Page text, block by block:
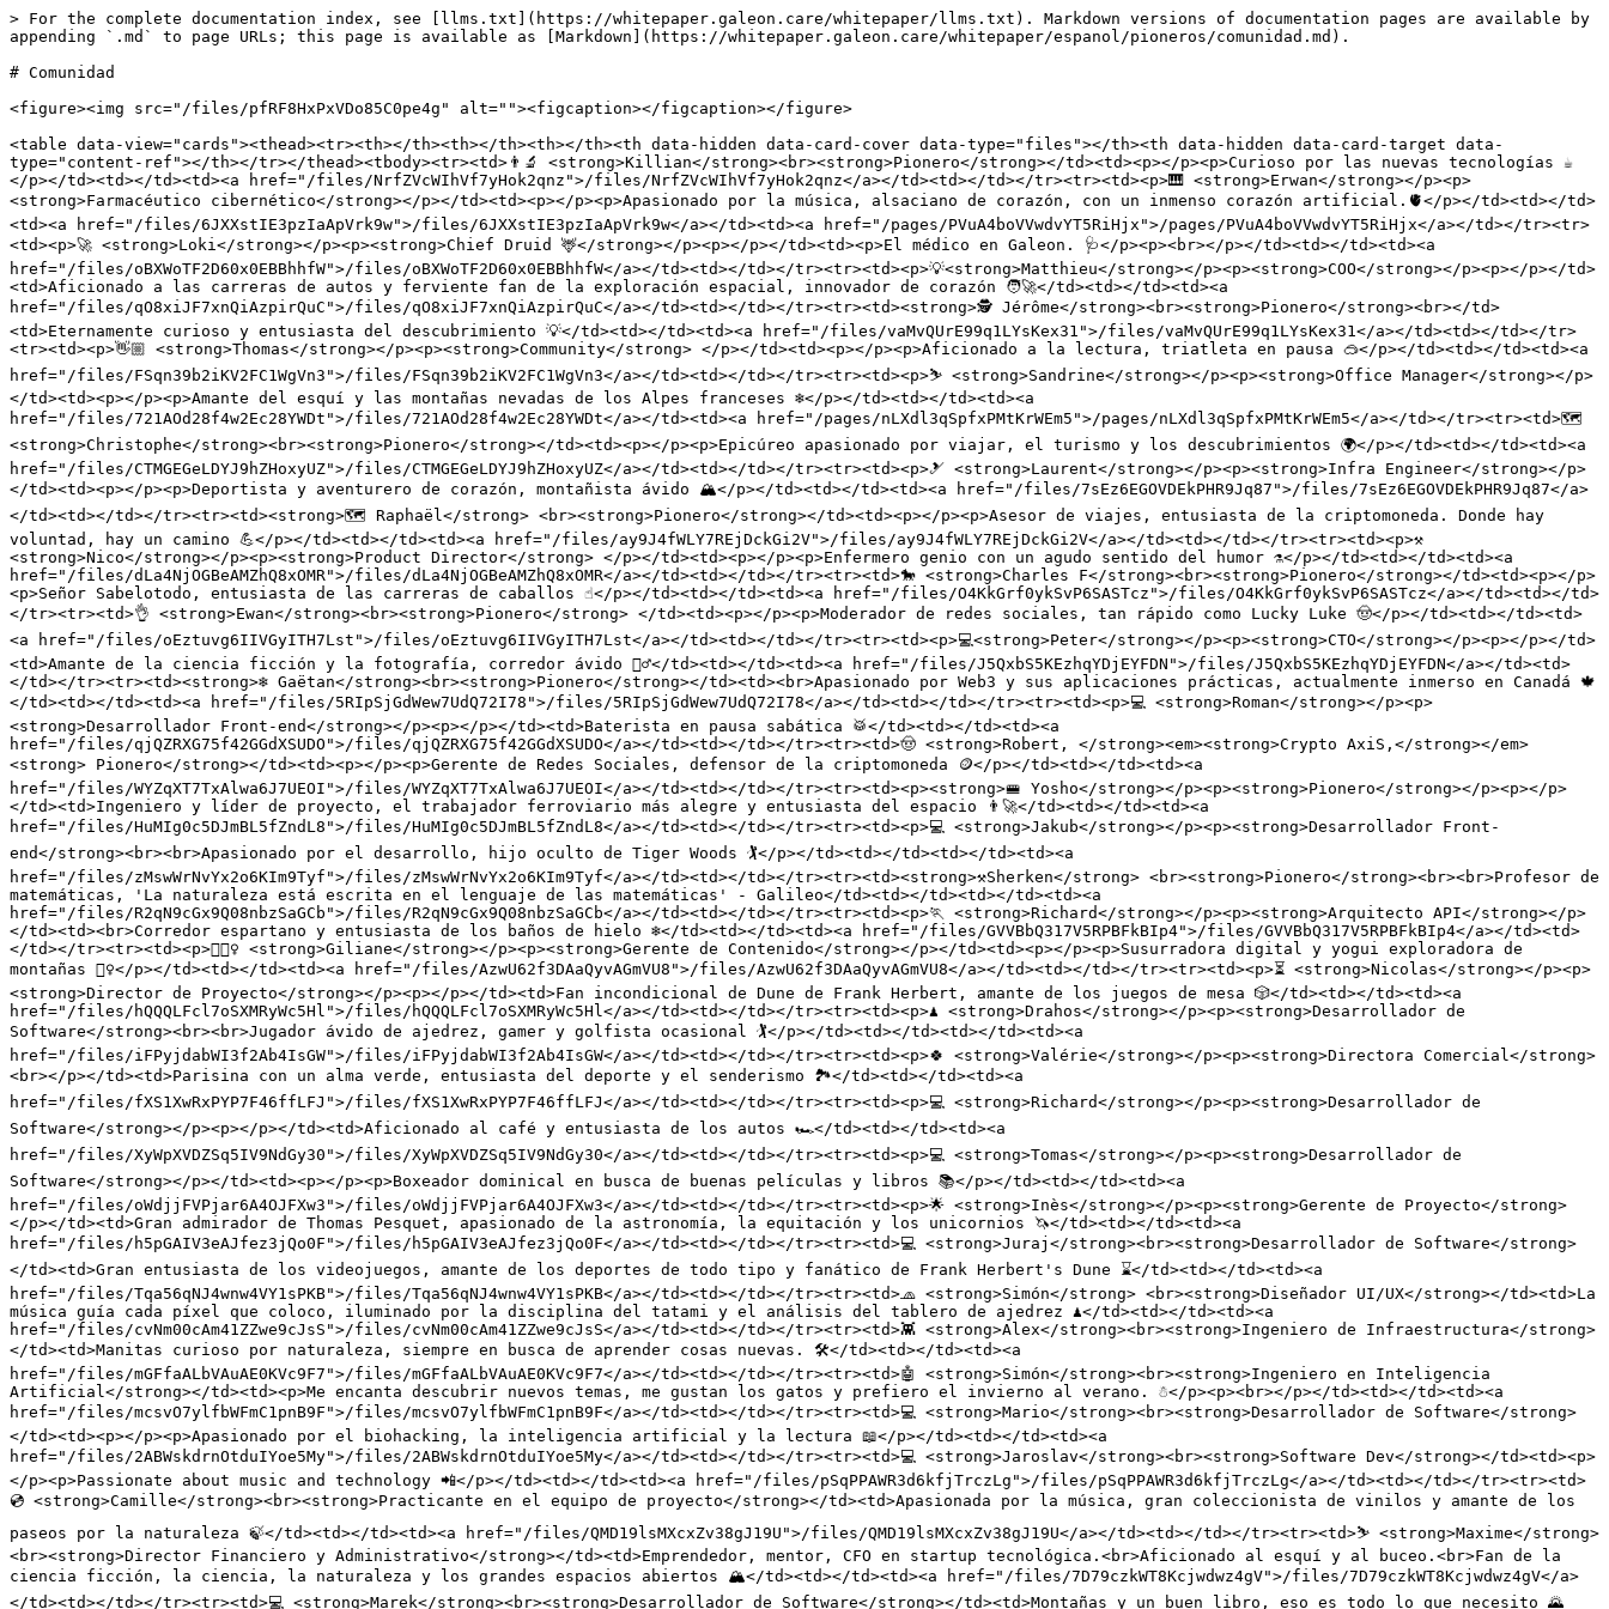
> For the complete documentation index, see [llms.txt](https://whitepaper.galeon.care/whitepaper/llms.txt). Markdown versions of documentation pages are available by appending `.md` to page URLs; this page is available as [Markdown](https://whitepaper.galeon.care/whitepaper/espanol/pioneros/comunidad.md).

# Comunidad

<figure><img src="/files/pfRF8HxPxVDo85C0pe4g" alt=""><figcaption></figcaption></figure>

<table data-view="cards"><thead><tr><th></th><th></th><th></th><th data-hidden data-card-cover data-type="files"></th><th data-hidden data-card-target data-type="content-ref"></th></tr></thead><tbody><tr><td>👨‍🔬 <strong>Killian</strong><br><strong>Pionero</strong></td><td><p></p><p>Curioso por las nuevas tecnologías ☕</p></td><td></td><td><a href="/files/NrfZVcWIhVf7yHok2qnz">/files/NrfZVcWIhVf7yHok2qnz</a></td><td></td></tr><tr><td><p>🎹 <strong>Erwan</strong></p><p><strong>Farmacéutico cibernético</strong></p></td><td><p></p><p>Apasionado por la música, alsaciano de corazón, con un inmenso corazón artificial.🫀</p></td><td></td><td><a href="/files/6JXXstIE3pzIaApVrk9w">/files/6JXXstIE3pzIaApVrk9w</a></td><td><a href="/pages/PVuA4boVVwdvYT5RiHjx">/pages/PVuA4boVVwdvYT5RiHjx</a></td></tr><tr><td><p>🚀 <strong>Loki</strong></p><p><strong>Chief Druid 🦌</strong></p><p></p></td><td><p>El médico en Galeon. 🩺</p><p><br></p></td><td></td><td><a href="/files/oBXWoTF2D60x0EBBhhfW">/files/oBXWoTF2D60x0EBBhhfW</a></td><td></td></tr><tr><td><p>💡<strong>Matthieu</strong></p><p><strong>COO</strong></p><p></p></td><td>Aficionado a las carreras de autos y ferviente fan de la exploración espacial, innovador de corazón 🧑‍🚀</td><td></td><td><a href="/files/qO8xiJF7xnQiAzpirQuC">/files/qO8xiJF7xnQiAzpirQuC</a></td><td></td></tr><tr><td><strong>🕵️ Jérôme</strong><br><strong>Pionero</strong><br></td><td>Eternamente curioso y entusiasta del descubrimiento 💡</td><td></td><td><a href="/files/vaMvQUrE99q1LYsKex31">/files/vaMvQUrE99q1LYsKex31</a></td><td></td></tr><tr><td><p>👋🏼 <strong>Thomas</strong></p><p><strong>Community</strong> </p></td><td><p></p><p>Aficionado a la lectura, triatleta en pausa 🥽</p></td><td></td><td><a href="/files/FSqn39b2iKV2FC1WgVn3">/files/FSqn39b2iKV2FC1WgVn3</a></td><td></td></tr><tr><td><p>⛷️ <strong>Sandrine</strong></p><p><strong>Office Manager</strong></p></td><td><p></p><p>Amante del esquí y las montañas nevadas de los Alpes franceses ❄️</p></td><td></td><td><a href="/files/721AOd28f4w2Ec28YWDt">/files/721AOd28f4w2Ec28YWDt</a></td><td><a href="/pages/nLXdl3qSpfxPMtKrWEm5">/pages/nLXdl3qSpfxPMtKrWEm5</a></td></tr><tr><td>🗺️ <strong>Christophe</strong><br><strong>Pionero</strong></td><td><p></p><p>Epicúreo apasionado por viajar, el turismo y los descubrimientos 🌍</p></td><td></td><td><a href="/files/CTMGEGeLDYJ9hZHoxyUZ">/files/CTMGEGeLDYJ9hZHoxyUZ</a></td><td></td></tr><tr><td><p>🎿 <strong>Laurent</strong></p><p><strong>Infra Engineer</strong></p></td><td><p></p><p>Deportista y aventurero de corazón, montañista ávido 🏔️</p></td><td></td><td><a href="/files/7sEz6EGOVDEkPHR9Jq87">/files/7sEz6EGOVDEkPHR9Jq87</a></td><td></td></tr><tr><td><strong>🗺️ Raphaël</strong> <br><strong>Pionero</strong></td><td><p></p><p>Asesor de viajes, entusiasta de la criptomoneda. Donde hay voluntad, hay un camino 💪</p></td><td></td><td><a href="/files/ay9J4fWLY7REjDckGi2V">/files/ay9J4fWLY7REjDckGi2V</a></td><td></td></tr><tr><td><p>⚒️ <strong>Nico</strong></p><p><strong>Product Director</strong> </p></td><td><p></p><p>Enfermero genio con un agudo sentido del humor ⚗️</p></td><td></td><td><a href="/files/dLa4NjOGBeAMZhQ8xOMR">/files/dLa4NjOGBeAMZhQ8xOMR</a></td><td></td></tr><tr><td>🐎 <strong>Charles F</strong><br><strong>Pionero</strong></td><td><p></p><p>Señor Sabelotodo, entusiasta de las carreras de caballos ☝️</p></td><td></td><td><a href="/files/O4KkGrf0ykSvP6SASTcz">/files/O4KkGrf0ykSvP6SASTcz</a></td><td></td></tr><tr><td>👌 <strong>Ewan</strong><br><strong>Pionero</strong> </td><td><p></p><p>Moderador de redes sociales, tan rápido como Lucky Luke 🤠</p></td><td></td><td><a href="/files/oEztuvg6IIVGyITH7Lst">/files/oEztuvg6IIVGyITH7Lst</a></td><td></td></tr><tr><td><p>💻<strong>Peter</strong></p><p><strong>CTO</strong></p><p></p></td><td>Amante de la ciencia ficción y la fotografía, corredor ávido 🏃‍♂️</td><td></td><td><a href="/files/J5QxbS5KEzhqYDjEYFDN">/files/J5QxbS5KEzhqYDjEYFDN</a></td><td></td></tr><tr><td><strong>❄️ Gaëtan</strong><br><strong>Pionero</strong></td><td><br>Apasionado por Web3 y sus aplicaciones prácticas, actualmente inmerso en Canadá 🍁</td><td></td><td><a href="/files/5RIpSjGdWew7UdQ72I78">/files/5RIpSjGdWew7UdQ72I78</a></td><td></td></tr><tr><td><p>💻 <strong>Roman</strong></p><p><strong>Desarrollador Front-end</strong></p><p></p></td><td>Baterista en pausa sabática 🥁</td><td></td><td><a href="/files/qjQZRXG75f42GGdXSUDO">/files/qjQZRXG75f42GGdXSUDO</a></td><td></td></tr><tr><td>🤠 <strong>Robert, </strong><em><strong>Crypto AxiS,</strong></em><strong> Pionero</strong></td><td><p></p><p>Gerente de Redes Sociales, defensor de la criptomoneda 🪙</p></td><td></td><td><a href="/files/WYZqXT7TxAlwa6J7UEOI">/files/WYZqXT7TxAlwa6J7UEOI</a></td><td></td></tr><tr><td><p><strong>🚝 Yosho</strong></p><p><strong>Pionero</strong></p><p></p></td><td>Ingeniero y líder de proyecto, el trabajador ferroviario más alegre y entusiasta del espacio 👨‍🚀</td><td></td><td><a href="/files/HuMIg0c5DJmBL5fZndL8">/files/HuMIg0c5DJmBL5fZndL8</a></td><td></td></tr><tr><td><p>💻 <strong>Jakub</strong></p><p><strong>Desarrollador Front-end</strong><br><br>Apasionado por el desarrollo, hijo oculto de Tiger Woods 🏌️</p></td><td></td><td></td><td><a href="/files/zMswWrNvYx2o6KIm9Tyf">/files/zMswWrNvYx2o6KIm9Tyf</a></td><td></td></tr><tr><td><strong>⚒️Sherken</strong> <br><strong>Pionero</strong><br><br>Profesor de matemáticas, 'La naturaleza está escrita en el lenguaje de las matemáticas' - Galileo</td><td></td><td></td><td><a href="/files/R2qN9cGx9Q08nbzSaGCb">/files/R2qN9cGx9Q08nbzSaGCb</a></td><td></td></tr><tr><td><p>🏃 <strong>Richard</strong></p><p><strong>Arquitecto API</strong></p></td><td><br>Corredor espartano y entusiasta de los baños de hielo ❄️</td><td></td><td><a href="/files/GVVBbQ317V5RPBFkBIp4">/files/GVVBbQ317V5RPBFkBIp4</a></td><td></td></tr><tr><td><p>🧗🏻‍♀️ <strong>Giliane</strong></p><p><strong>Gerente de Contenido</strong></p></td><td><p></p><p>Susurradora digital y yogui exploradora de montañas 🧘‍♀️</p></td><td></td><td><a href="/files/AzwU62f3DAaQyvAGmVU8">/files/AzwU62f3DAaQyvAGmVU8</a></td><td></td></tr><tr><td><p>⏳ <strong>Nicolas</strong></p><p><strong>Director de Proyecto</strong></p><p></p></td><td>Fan incondicional de Dune de Frank Herbert, amante de los juegos de mesa 🎲</td><td></td><td><a href="/files/hQQQLFcl7oSXMRyWc5Hl">/files/hQQQLFcl7oSXMRyWc5Hl</a></td><td></td></tr><tr><td><p>♟️ <strong>Drahos</strong></p><p><strong>Desarrollador de Software</strong><br><br>Jugador ávido de ajedrez, gamer y golfista ocasional 🏌️</p></td><td></td><td></td><td><a href="/files/iFPyjdabWI3f2Ab4IsGW">/files/iFPyjdabWI3f2Ab4IsGW</a></td><td></td></tr><tr><td><p>🍀 <strong>Valérie</strong></p><p><strong>Directora Comercial</strong><br></p></td><td>Parisina con un alma verde, entusiasta del deporte y el senderismo 🏞️</td><td></td><td><a href="/files/fXS1XwRxPYP7F46ffLFJ">/files/fXS1XwRxPYP7F46ffLFJ</a></td><td></td></tr><tr><td><p>💻 <strong>Richard</strong></p><p><strong>Desarrollador de Software</strong></p><p></p></td><td>Aficionado al café y entusiasta de los autos 🏎️</td><td></td><td><a href="/files/XyWpXVDZSq5IV9NdGy30">/files/XyWpXVDZSq5IV9NdGy30</a></td><td></td></tr><tr><td><p>💻 <strong>Tomas</strong></p><p><strong>Desarrollador de Software</strong></p></td><td><p></p><p>Boxeador dominical en busca de buenas películas y libros 📚</p></td><td></td><td><a href="/files/oWdjjFVPjar6A4OJFXw3">/files/oWdjjFVPjar6A4OJFXw3</a></td><td></td></tr><tr><td><p>🌟 <strong>Inès</strong></p><p><strong>Gerente de Proyecto</strong> </p></td><td>Gran admirador de Thomas Pesquet, apasionado de la astronomía, la equitación y los unicornios 🦄</td><td></td><td><a href="/files/h5pGAIV3eAJfez3jQo0F">/files/h5pGAIV3eAJfez3jQo0F</a></td><td></td></tr><tr><td>💻 <strong>Juraj</strong><br><strong>Desarrollador de Software</strong></td><td>Gran entusiasta de los videojuegos, amante de los deportes de todo tipo y fanático de Frank Herbert's Dune ⌛</td><td></td><td><a href="/files/Tqa56qNJ4wnw4VY1sPKB">/files/Tqa56qNJ4wnw4VY1sPKB</a></td><td></td></tr><tr><td>🧢 <strong>Simón</strong> <br><strong>Diseñador UI/UX</strong></td><td>La música guía cada píxel que coloco, iluminado por la disciplina del tatami y el análisis del tablero de ajedrez ♟️</td><td></td><td><a href="/files/cvNm00cAm41ZZwe9cJsS">/files/cvNm00cAm41ZZwe9cJsS</a></td><td></td></tr><tr><td>👾 <strong>Alex</strong><br><strong>Ingeniero de Infraestructura</strong></td><td>Manitas curioso por naturaleza, siempre en busca de aprender cosas nuevas. 🛠️</td><td></td><td><a href="/files/mGFfaALbVAuAE0KVc9F7">/files/mGFfaALbVAuAE0KVc9F7</a></td><td></td></tr><tr><td>🤖 <strong>Simón</strong><br><strong>Ingeniero en Inteligencia Artificial</strong></td><td><p>Me encanta descubrir nuevos temas, me gustan los gatos y prefiero el invierno al verano. ☃️</p><p><br></p></td><td></td><td><a href="/files/mcsvO7ylfbWFmC1pnB9F">/files/mcsvO7ylfbWFmC1pnB9F</a></td><td></td></tr><tr><td>💻 <strong>Mario</strong><br><strong>Desarrollador de Software</strong></td><td><p></p><p>Apasionado por el biohacking, la inteligencia artificial y la lectura 📖</p></td><td></td><td><a href="/files/2ABWskdrnOtduIYoe5My">/files/2ABWskdrnOtduIYoe5My</a></td><td></td></tr><tr><td>💻 <strong>Jaroslav</strong><br><strong>Software Dev</strong></td><td><p></p><p>Passionate about music and technology 📲</p></td><td></td><td><a href="/files/pSqPPAWR3d6kfjTrczLg">/files/pSqPPAWR3d6kfjTrczLg</a></td><td></td></tr><tr><td>💿 <strong>Camille</strong><br><strong>Practicante en el equipo